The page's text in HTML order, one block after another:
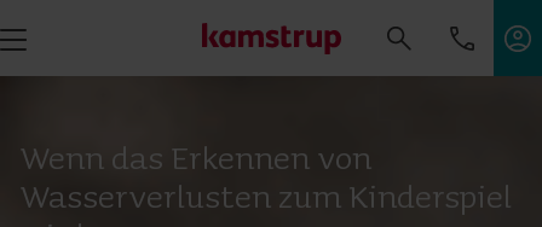
Wenn das Erkennen von
Wasserverlusten zum Kinderspiel